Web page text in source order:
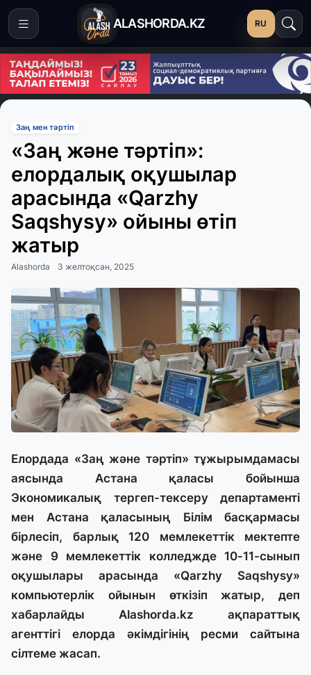
ALASHORDA.KZ RU
Заң мен тәртіп
«Заң және тәртіп»:
елордалық оқушылар
арасында «Qarzhy
Saqshysy» ойыны өтіп
жатыр
Alashorda 3 желтоқсан, 2025
Елордада «Заң және тәртіп» тұжырымдамасы
аясында Астана қаласы бойынша
Экономикалық тергеп-тексеру департаменті
мен Астана қаласының Білім басқармасы
бірлесіп, барлық 120 мемлекеттік мектепте
және 9 мемлекеттік колледжде 10-11-сынып
оқушылары арасында «Qarzhy Saqshysy»
компьютерлік ойынын өткізіп жатыр, деп
хабарлайды Alashorda.kz ақпараттық
агенттігі елорда әкімдігінің ресми сайтына
сілтеме жасап.